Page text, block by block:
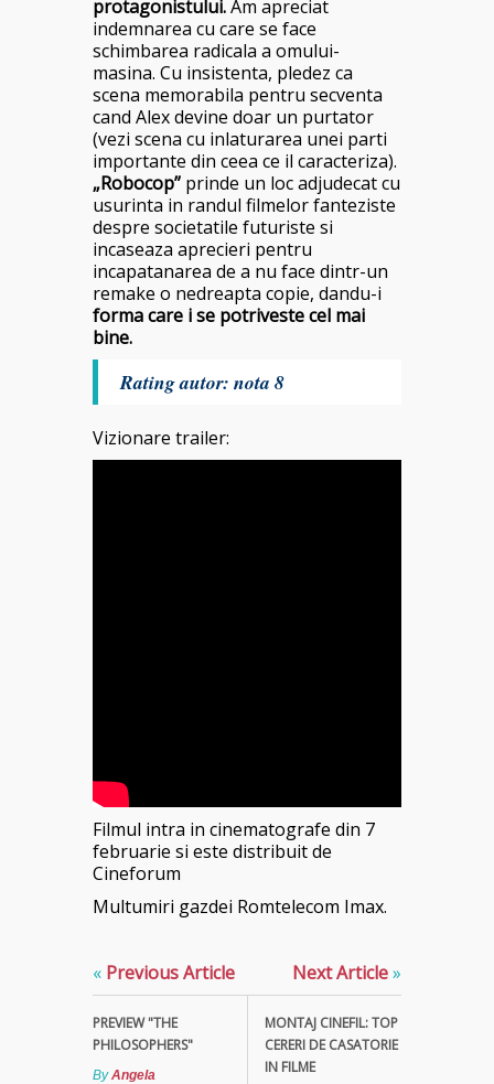
protagonistului.Am apreciat
indemnarea cu care se face
schimbarea radicala a omului-
masina. Cu insistenta, pledez ca
scena memorabila pentru secventa
cand Alex devine doar un purtator
(vezi scena cu inlaturarea unei parti
importante din ceea ce il caracteriza).
„Robocop” prinde un loc adjudecat cu
usurinta in randul filmelor fanteziste
despre societatile futuriste si
incaseaza aprecieri pentru
incapatanarea de a nu face dintr-un
remake o nedreapta copie, dandu-i
forma care i se potriveste cel mai
bine.
Rating autor: nota 8
Vizionare trailer:
Filmul intra in cinematografe din 7
februarie si este distribuit de
Cineforum
Multumiri gazdei Romtelecom Imax.
« Previous Article
PREVIEW "THE
PHILOSOPHERS"
ByAngela
Next Article»
MONTAJ CINEFIL: TOP
CERERI DE CASATORIE
IN FILME